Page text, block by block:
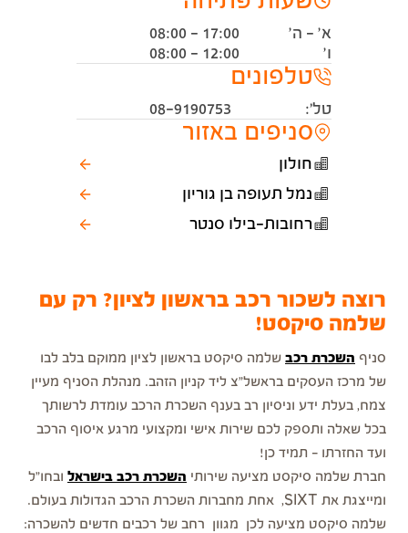
א' - ה'
08:00 - 17:00
ו'
08:00 - 12:00
טלפונים
טל׳: 08-9190753
סניפים באזור
חולון
נמל תעופה בן גוריון
רחובות-בילו סנטר
רוצה לשכור רכב בראשון לציון? רק עם
שלמה סיקסט!
סניף השכרת רכב שלמה סיקסט בראשון לציון ממוקם בלב לבו
של מרכז העסקים בראשל"צ ליד קניון הזהב. מנהלת הסניף מעיין
צמח, בעלת ידע וניסיון רב בענף השכרת הרכב עומדת לרשותך
בכל שאלה ותספק לכם שירות אישי ומקצועי מרגע איסוף הרכב
ועד החזרתו – תמיד כן!
חברת שלמה סיקסט מציעה שירותי השכרת רכב בישראל ובחו"ל
ומייצגת את SIXT, אחת מחברות השכרת הרכב הגדולות בעולם.
שלמה סיקסט מציעה לכן מגוון רחב של רכבים חדשים להשכרה: